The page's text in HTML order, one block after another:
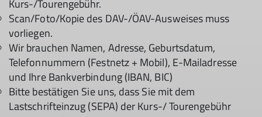
Kurs-/Tourengebühr.
Scan/Foto/Kopie des DAV-/ÖAV-Ausweises muss
vorliegen.
Wir brauchen Namen, Adresse, Geburtsdatum,
Telefonnummern (Festnetz + Mobil), E-Mailadresse
und Ihre Bankverbindung (IBAN, BIC)
Bitte bestätigen Sie uns, dass Sie mit dem
Lastschrifteinzug (SEPA) der Kurs-/ Tourengebühr